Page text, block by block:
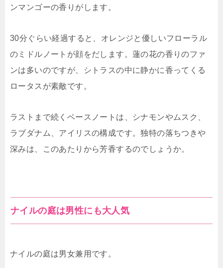
ンマンゴーの香りがします。
30分ぐらい経過すると、オレンジと優しいフローラル
のミドルノートが顔をだします。蓮の花の香りのファ
ンは多いのですが、シトラスの中に静かに香ってくる
ロータスが素敵です。
ラストまで続くベースノートは、シナモンやムスク、
ラブダナム、アイリスの構成です。独特の落ちつきや
深みは、このあたりから芳香するのでしょうか。
ナイルの庭は男性にも大人気
ナイルの庭は男女兼用です。